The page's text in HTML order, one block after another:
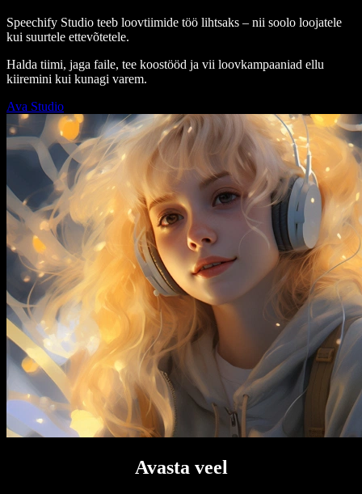
Speechify Studio teeb loovtiimide töö lihtsaks – nii soolo loojatele
kui suurtele ettevõtetele.
Halda tiimi, jaga faile, tee koostööd ja vii loovkampaaniad ellu
kiiremini kui kunagi varem.
Ava Studio
Avasta veel